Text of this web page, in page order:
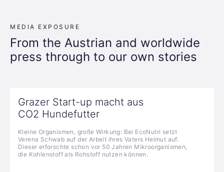
MEDIA EXPOSURE
From the Austrian and worldwide
press through to our own stories
Grazer Start-up macht aus
CO2 Hundefutter
Kleine Organismen, große Wirkung: Bei EcoNutri setzt
Verena Schwab auf der Arbeit ihres Vaters Helmut auf.
Dieser erforschte schon vor 50 Jahren Mikroorganismen,
die Kohlenstoff als Rohstoff nutzen können.